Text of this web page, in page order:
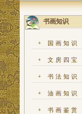
书画知识
+ 国画知识
+ 文房四宝
+ 书法知识
+ 油画知识
+ 书画鉴赏